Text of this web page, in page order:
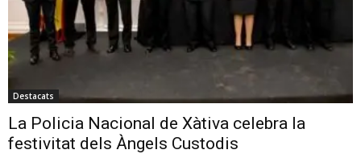
Destacats
La Policia Nacional de Xàtiva celebra la
festivitat dels Àngels Custodis